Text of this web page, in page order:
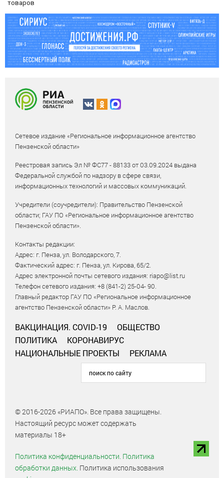
товаров
Сетевое издание «Региональное информационное агентство
Пензенской области»
Реестровая запись Эл № ФС77 - 88133 от 03.09.2024 выдана
Федеральной службой по надзору в сфере связи,
информационных технологий и массовых коммуникаций.
Учредители (соучредители): Правительство Пензенской
области; ГАУ ПО «Региональное информационное агентство
Пензенской области».
Контакты редакции:
Адрес: г. Пенза, ул. Володарского, 7.
Фактический адрес: г. Пенза, ул. Кирова, 65/2.
Адрес электронной почты сетевого издания: riapo@list.ru
Телефон сетевого издания: +8 (841-2) 25-04- 90.
Главный редактор ГАУ ПО «Региональное информационное
агентство Пензенской области» Р. А. Маслов.
ВАКЦИНАЦИЯ. COVID-19
ОБЩЕСТВО
ПОЛИТИКА
КОРОНАВИРУС
НАЦИОНАЛЬНЫЕ ПРОЕКТЫ
РЕКЛАМА
© 2016-2026 «РИАПО». Все права защищены.
Настоящий ресурс может содержать
материалы 18+
Политика конфиденциальности. Политика
обработки данных. Политика использования